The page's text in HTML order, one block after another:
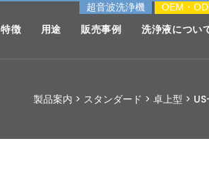
超音波洗浄機 OEM・
特徴 用途 販売事例 洗浄液につい
製品案内 > スタンダード > 卓上型 >